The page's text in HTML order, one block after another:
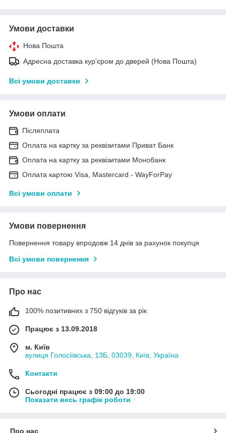
Умови доставки
Нова Пошта
Адресна доставка кур'єром до дверей (Нова Пошта)
Всі умови доставки
Умови оплати
Післяплата
Оплата на картку за реквізитами Приват Банк
Оплата на картку за реквізитами Монобанк
Оплата картою Visa, Mastercard - WayForPay
Всі умови оплати
Умови повернення
Повернення товару впродовж 14 днів за рахунок покупця
Всі умови повернення
Про нас
100% позитивних з 750 відгуків за рік
Працює з 13.09.2018
м. Київ
вулиця Голосіївська, 13Б, 03039, Київ, Україна
Контакти
Сьогодні працює з 09:00 до 19:00
Показати весь графік роботи
Про нас